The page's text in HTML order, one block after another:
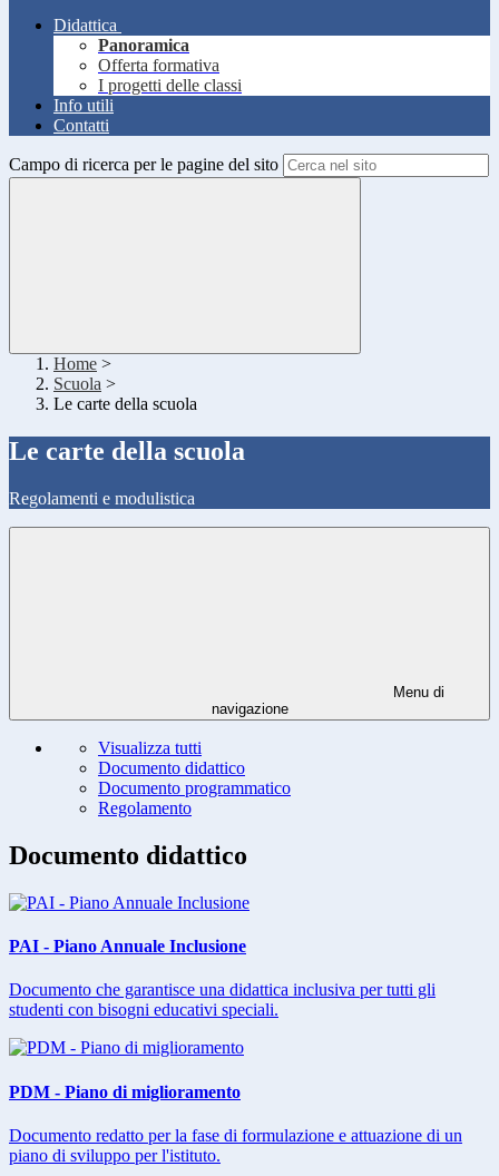
Didattica
Panoramica
Offerta formativa
I progetti delle classi
Info utili
Contatti
Campo di ricerca per le pagine del sito
Home >
Scuola >
Le carte della scuola
Le carte della scuola
Regolamenti e modulistica
Menu di
navigazione
Visualizza tutti
Documento didattico
Documento programmatico
Regolamento
Documento didattico
PAI - Piano Annuale Inclusione
Documento che garantisce una didattica inclusiva per tutti gli
studenti con bisogni educativi speciali.
PDM - Piano di miglioramento
Documento redatto per la fase di formulazione e attuazione di un
piano di sviluppo per l'istituto.